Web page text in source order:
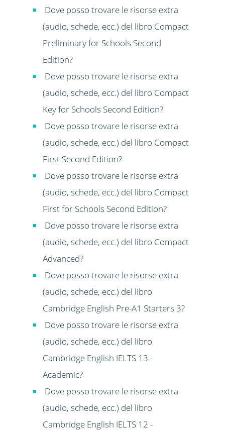
Dove posso trovare le risorse extra
(audio, schede, ecc.) del libro Compact
Preliminary for Schools Second
Edition?
Dove posso trovare le risorse extra
(audio, schede, ecc.) del libro Compact
Key for Schools Second Edition?
Dove posso trovare le risorse extra
(audio, schede, ecc.) del libro Compact
First Second Edition?
Dove posso trovare le risorse extra
(audio, schede, ecc.) del libro Compact
First for Schools Second Edition?
Dove posso trovare le risorse extra
(audio, schede, ecc.) del libro Compact
Advanced?
Dove posso trovare le risorse extra
(audio, schede, ecc.) del libro
Cambridge English Pre-A1 Starters 3?
Dove posso trovare le risorse extra
(audio, schede, ecc.) del libro
Cambridge English IELTS 13 -
Academic?
Dove posso trovare le risorse extra
(audio, schede, ecc.) del libro
Cambridge English IELTS 12 -